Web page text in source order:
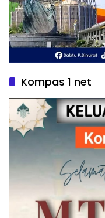
Kompas 1 net